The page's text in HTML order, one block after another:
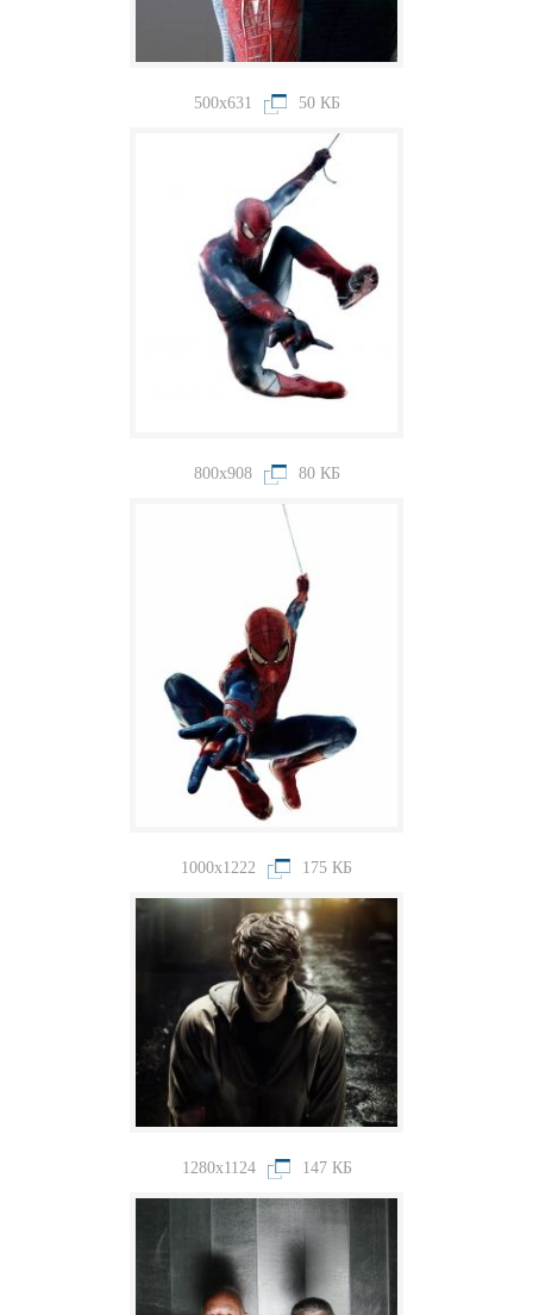
500x631 50 КБ
800x908 80 КБ
1000x1222 175 КБ
1280x1124 147 КБ